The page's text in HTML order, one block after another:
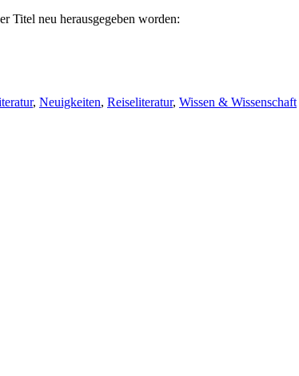
Titel neu herausgegeben worden:
, Neuigkeiten, Reiseliteratur, Wissen & Wissenschaft